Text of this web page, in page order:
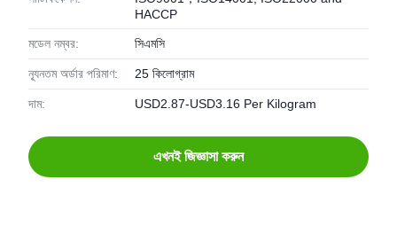
HACCP
মডেল নম্বর: সিএমসি
ন্যূনতম অর্ডার পরিমাণ: 25 কিলোগ্রাম
দাম: USD2.87-USD3.16 Per Kilogram
এখনই জিজ্ঞাসা করুন